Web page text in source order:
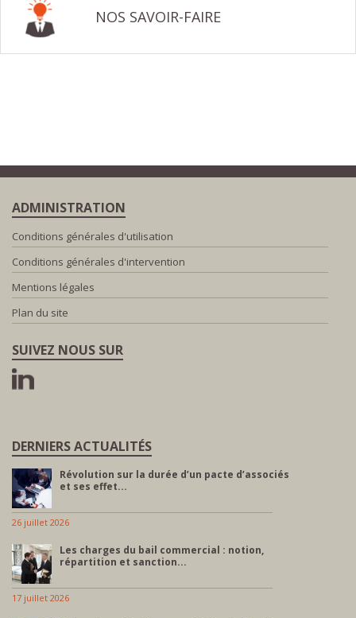
NOS SAVOIR-FAIRE
ADMINISTRATION
Conditions générales d'utilisation
Conditions générales d'intervention
Mentions légales
Plan du site
SUIVEZ NOUS SUR
DERNIERS ACTUALITÉS
Révolution sur la durée d’un pacte d’associés
et ses effet...
26 juillet 2026
Les charges du bail commercial : notion,
répartition et sanction...
17 juillet 2026